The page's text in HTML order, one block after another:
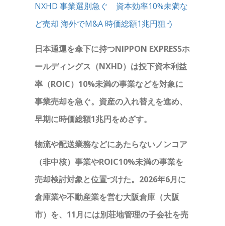
NXHD 事業選別急ぐ 資本効率10%未満な
ど売却 海外でM&A 時価総額1兆円狙う
日本通運を傘下に持つNIPPON EXPRESSホ
ールディングス（NXHD）は投下資本利益
率（ROIC）10%未満の事業などを対象に
事業売却を急ぐ。資産の入れ替えを進め、
早期に時価総額1兆円をめざす。
物流や配送業務などにあたらないノンコア
（非中核）事業やROIC10%未満の事業を
売却検討対象と位置づけた。2026年6月に
倉庫業や不動産業を営む大阪倉庫（大阪
市）を、11月には別荘地管理の子会社を売